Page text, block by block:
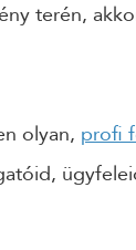
terén,
olyan, profi